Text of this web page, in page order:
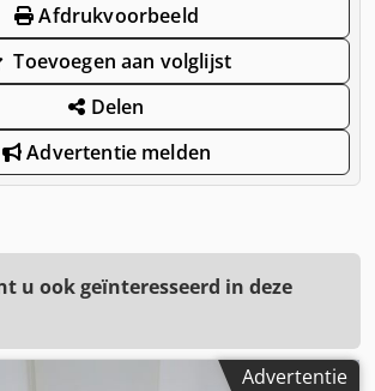
Afdrukvoorbeeld
Toevoegen aan volglijst
Delen
Advertentie melden
u ook geïnteresseerd in deze
Advertentie